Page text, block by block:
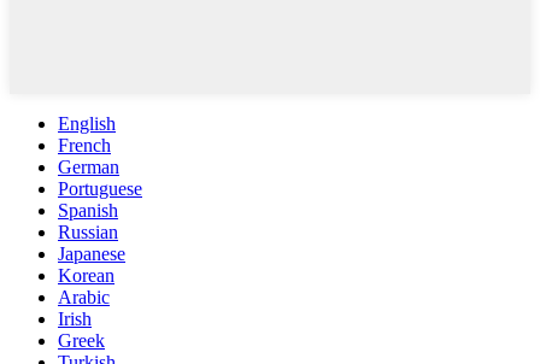
English
French
German
Portuguese
Spanish
Russian
Japanese
Korean
Arabic
Irish
Greek